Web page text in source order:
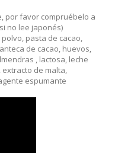
por favor compruébelo a
si no lee japonés)
pasta de cacao,
de cacao, huevos,
, lactosa, leche
extracto de malta,
espumante